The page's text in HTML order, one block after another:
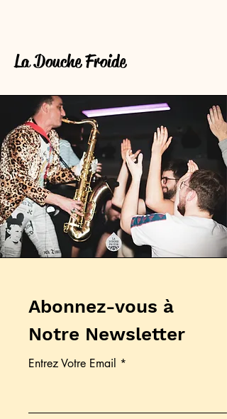
La Douche Froide
Abonnez-vous à
Notre Newsletter
Entrez Votre Email